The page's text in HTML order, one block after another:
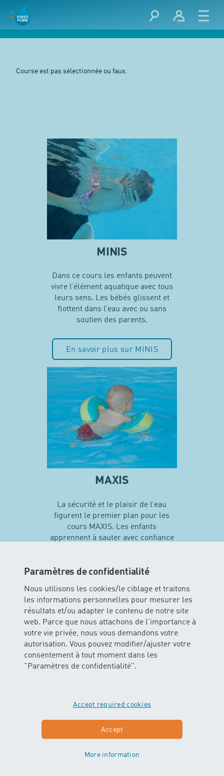
Paramètres de confidentialité
Nous utilisons les cookies/le ciblage et traitons
les informations personnelles pour mesurer les
résultats et/ou adapter le contenu de notre site
web. Parce que nous attachons de l'importance à
votre vie privée, nous vous demandons votre
autorisation. Vous pouvez modifier/ajuster votre
consentement à tout moment dans les
"Paramètres de confidentialité".
Accept required cookies
Accept
More information
Course est pas sélectionnée ou faux.
MINIS
Dans ce cours les enfants peuvent
vivre l’élément aquatique avec tous
leurs sens. Les bébés glissent et
flottent dans l’eau avec ou sans
soutien des parents.
En savoir plus sur MINIS
MAXIS
La sécurité et le plaisir de l’eau
figurent le premier plan pour les
cours MAXIS. Les enfants
apprennent à sauter avec confiance
techniques de natation…
En savoir plus sur MAXIS
MASTERS
Indépendance et plaisir de l’eau sont